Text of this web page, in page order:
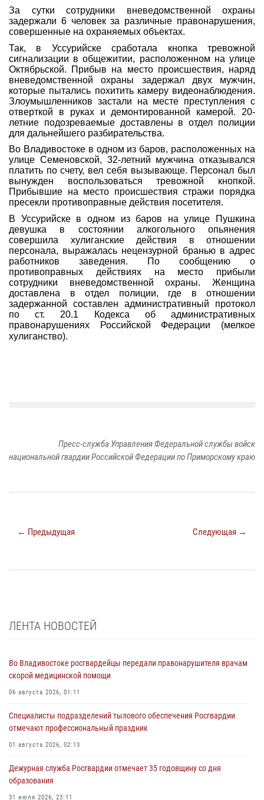
За сутки сотрудники вневедомственной охраны
задержали 6 человек за различные правонарушения,
совершенные на охраняемых объектах.
Так, в Уссурийске сработала кнопка тревожной
сигнализации в общежитии, расположенном на улице
Октябрьской. Прибыв на место происшествия, наряд
вневедомственной охраны задержал двух мужчин,
которые пытались похитить камеру видеонаблюдения.
Злоумышленников застали на месте преступления с
отверткой в руках и демонтированной камерой. 20-
летние подозреваемые доставлены в отдел полиции
для дальнейшего разбирательства.
Во Владивостоке в одном из баров, расположенных на
улице Семеновской, 32-летний мужчина отказывался
платить по счету, вел себя вызывающе. Персонал был
вынужден воспользоваться тревожной кнопкой.
Прибывшие на место происшествия стражи порядка
пресекли противоправные действия посетителя.
В Уссурийске в одном из баров на улице Пушкина
девушка в состоянии алкогольного опьянения
совершила хулиганские действия в отношении
персонала, выражалась нецензурной бранью в адрес
работников заведения. По сообщению о
противоправных действиях на место прибыли
сотрудники вневедомственной охраны. Женщина
доставлена в отдел полиции, где в отношении
задержанной составлен административный протокол
по ст. 20.1 Кодекса об административных
правонарушениях Российской Федерации (мелкое
хулиганство).
Пресс-служба Управления Федеральной службы войск
национальной гвардии Российской Федерации по Приморскому краю
← Предыдущая Следующая →
ЛЕНТА НОВОСТЕЙ
Во Владивостоке росгвардейцы передали правонарушителя врачам
скорой медицинской помощи
06 августа 2026, 01:11
Специалисты подразделений тылового обеспечения Росгвардии
отмечают профессиональный праздник
01 августа 2026, 02:13
Дежурная служба Росгвардии отмечает 35 годовщину со дня
образования
31 июля 2026, 23:11